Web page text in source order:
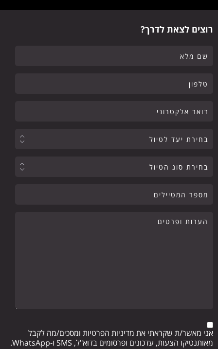
רוצים לצאת לדרך?
אני מאשר/ת שקראתי את מדיניות הפרטיות ומסכים/מה לקבל
מאותנטיקו הצעות, עדכונים ופרסומים בדוא"ל, SMS ו-WhatsApp.